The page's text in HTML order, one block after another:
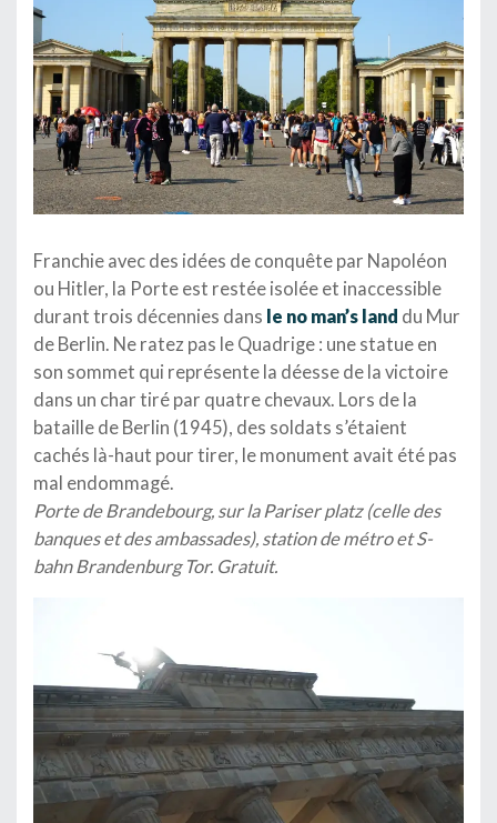
Franchie avec des idées de conquête par Napoléon
ou Hitler, la Porte est restée isolée et inaccessible
durant trois décennies dans le no man’s land du Mur
de Berlin. Ne ratez pas le Quadrige : une statue en
son sommet qui représente la déesse de la victoire
dans un char tiré par quatre chevaux. Lors de la
bataille de Berlin (1945), des soldats s’étaient
cachés là-haut pour tirer, le monument avait été pas
mal endommagé.
Porte de Brandebourg, sur la Pariser platz (celle des
banques et des ambassades), station de métro et S-
bahn Brandenburg Tor. Gratuit.